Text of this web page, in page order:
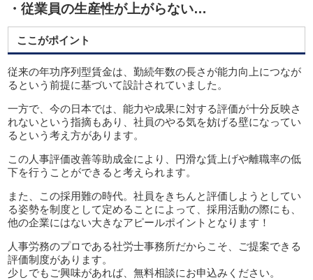
・従業員の生産性が上がらない…
ここがポイント
従来の年功序列型賃金は、勤続年数の長さが能力向上につなが
るという前提に基づいて設計されていました。
一方で、今の日本では、能力や成果に対する評価が十分反映さ
れないという指摘もあり、社員のやる気を妨げる壁になってい
るという考え方があります。
この人事評価改善等助成金により、円滑な賃上げや離職率の低
下を行うことができると考えられます。
また、この採用難の時代。社員をきちんと評価しようとしてい
る姿勢を制度として定めることによって、採用活動の際にも、
他の企業にはない大きなアピールポイントとなります！
人事労務のプロである社労士事務所だからこそ、ご提案できる
評価制度があります。
少しでもご興味があれば、無料相談にお申込みください。